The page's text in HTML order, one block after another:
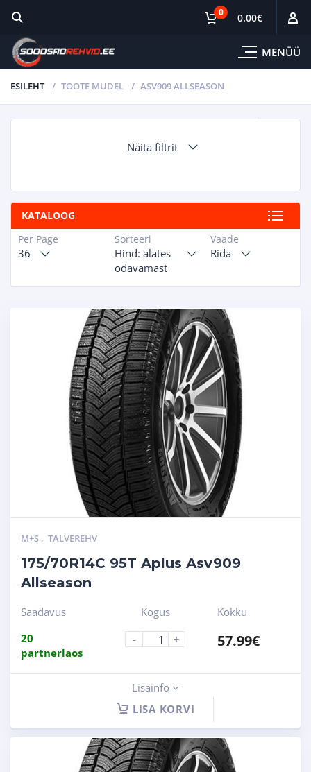
MENÜÜ
0 0.00€
ESILEHT TOOTE MUDEL ASV909 ALLSEASON
Näita filtrit
KATALOOG
Vaade
Rida
Sorteeri
Hind: alates
odavamast
Per Page
36
M+S , TALVEREHV
175/70R14C 95T Aplus Asv909
Allseason
Saadavus
20
partnerlaos
Kogus
-
+
Kokku
57.99€
Lisainfo
LISA KORVI